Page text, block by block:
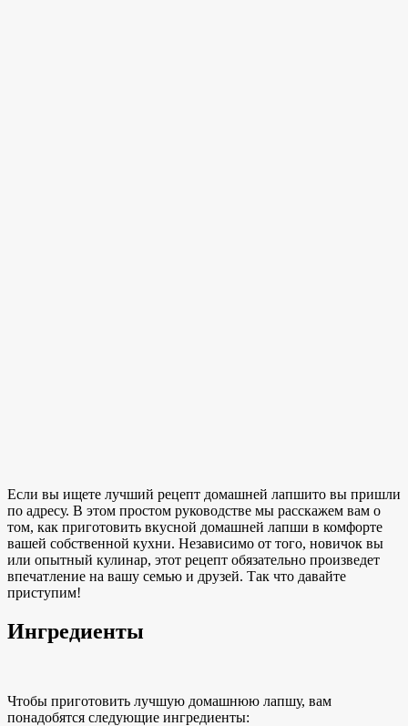
Если вы ищете лучший рецепт домашней лапшито вы пришли
по адресу. В этом простом руководстве мы расскажем вам о
том, как приготовить вкусной домашней лапши в комфорте
вашей собственной кухни. Независимо от того, новичок вы
или опытный кулинар, этот рецепт обязательно произведет
впечатление на вашу семью и друзей. Так что давайте
приступим!
Ингредиенты
Чтобы приготовить лучшую домашнюю лапшу, вам
понадобятся следующие ингредиенты: